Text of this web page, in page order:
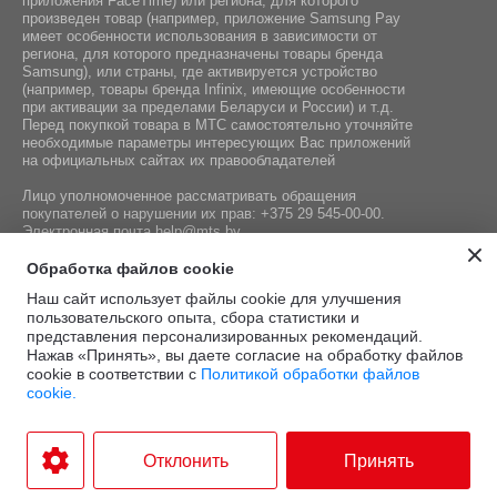
Навигация:
GPS / ГЛОНАСС / BeiDou / Galileo
34. руб./мес.
произведен товар (например, приложение Samsung Pay
имеет особенности использования в зависимости от
региона, для которого предназначены товары бренда
Samsung), или страны, где активируется устройство
(например, товары бренда Infiniх, имеющие особенности
при активации за пределами Беларуси и России) и т.д.
Перед покупкой товара в МТС самостоятельно уточняйте
необходимые параметры интересующих Вас приложений
на официальных сайтах их правообладателей
Лицо уполномоченное рассматривать обращения
покупателей о нарушении их прав: +375 29 545-00-00.
Электронная почтаhelp@mts.by
Номер телефона работников местных исполнительных и
регистрации СООО «Мобильные ТелеСистемы»,
уполномоченных рассматривать обращения покупателей:
+375 17 215-14-65
reCAPTCHA, а также
применяются
конфиденциальности
Google
Условия
Обработка файлов cookie
Наш сайт использует файлы cookie для улучшения
пользовательского опыта, сбора статистики и
представления персонализированных рекомендаций.
Нажав «Принять», вы даете согласие на обработку файлов
cookie в соответствии с Политикой обработки файлов
cookie.
Отклонить Принять